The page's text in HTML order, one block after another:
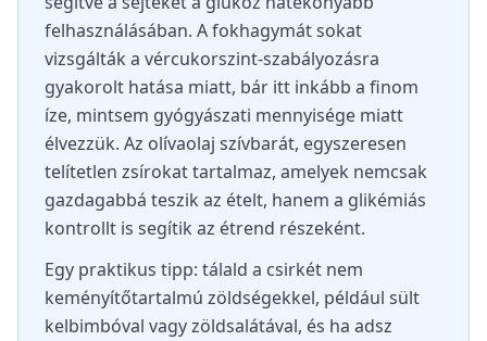
felhasználásában. A fokhagymát sokat
vizsgálták a vércukorszint-szabályozásra
gyakorolt hatása miatt, bár itt inkább a finom
íze, mintsem gyógyászati mennyisége miatt
élvezzük. Az olívaolaj szívbarát, egyszeresen
telítetlen zsírokat tartalmaz, amelyek nemcsak
gazdagabbá teszik az ételt, hanem a glikémiás
kontrollt is segítik az étrend részeként.
Egy praktikus tipp: tálald a csirkét nem
keményítőtartalmú zöldségekkel, például sült
kelbimbóval vagy zöldsalátával, és ha adsz